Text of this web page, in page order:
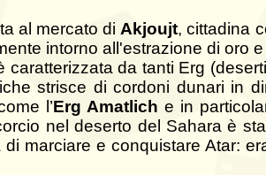
al mercato di Akjoujt, cittadina
intorno all'estrazione di oro
caratterizzata da tanti Erg
strisce di cordoni dunari in
l’Erg Amatlich e in
nel deserto del Sahara è
di marciare e conquistare Atar: